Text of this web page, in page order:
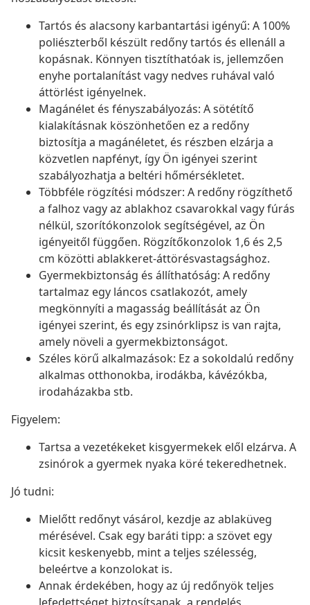
Tartós és alacsony karbantartási igényű: A 100%
poliészterből készült redőny tartós és ellenáll a
kopásnak. Könnyen tisztíthatóak is, jellemzően
enyhe portalanítást vagy nedves ruhával való
áttörlést igényelnek.
Magánélet és fényszabályozás: A sötétítő
kialakításnak köszönhetően ez a redőny
biztosítja a magánéletet, és részben elzárja a
közvetlen napfényt, így Ön igényei szerint
szabályozhatja a beltéri hőmérsékletet.
Többféle rögzítési módszer: A redőny rögzíthető
a falhoz vagy az ablakhoz csavarokkal vagy fúrás
nélkül, szorítókonzolok segítségével, az Ön
igényeitől függően. Rögzítőkonzolok 1,6 és 2,5
cm közötti ablakkeret-áttörésvastagsághoz.
Gyermekbiztonság és állíthatóság: A redőny
tartalmaz egy láncos csatlakozót, amely
megkönnyíti a magasság beállítását az Ön
igényei szerint, és egy zsinórklipsz is van rajta,
amely növeli a gyermekbiztonságot.
Széles körű alkalmazások: Ez a sokoldalú redőny
alkalmas otthonokba, irodákba, kávézókba,
irodaházakba stb.
Figyelem:
Tartsa a vezetékeket kisgyermekek elől elzárva. A
zsinórok a gyermek nyaka köré tekeredhetnek.
Jó tudni:
Mielőtt redőnyt vásárol, kezdje az ablaküveg
mérésével. Csak egy baráti tipp: a szövet egy
kicsit keskenyebb, mint a teljes szélesség,
beleértve a konzolokat is.
Annak érdekében, hogy az új redőnyök teljes